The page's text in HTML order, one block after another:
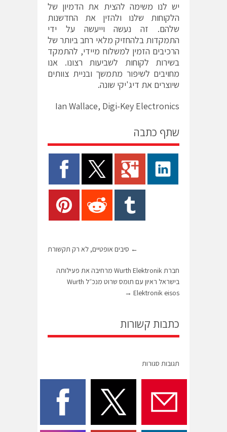
יש לנו משימה להצית את הדמיון של
הלקוחות שלנו ולהזין את החדשנות
שלהם. זה נעשה וייעשה על ידי
התמקדות בלהחזיק מלאי רחב ביותר של
הרכיבים הזמין למשלוח מיידי, להתמקד
בשירות לקוחות לשביעות רצונו. אנו
מחויבים לשיפור מתמשך ובניית צוותים
שיוצרים את דיג'יקי שונה.
Ian Wallace, Digi-Key Electronics
שתף כתבה
← סיבים אופטיים, לא רק תקשורת
חברת Wurth Elektronik מרחיבה את פעילותה
בישראל ראיון עם תומס שרוט מנכ״ל Wurth
Elektronik eisos
→
כתבות קשורות
תגובות סגורות